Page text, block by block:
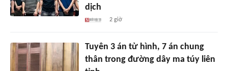
dịch
2 giờ
Tuyên 3 án tử hình, 7 án chung
thân trong đường dây ma túy liên